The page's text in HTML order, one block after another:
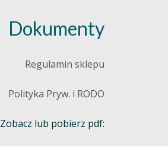
Dokumenty
Regulamin sklepu
Polityka Pryw. i RODO
Zobacz lub pobierz pdf: